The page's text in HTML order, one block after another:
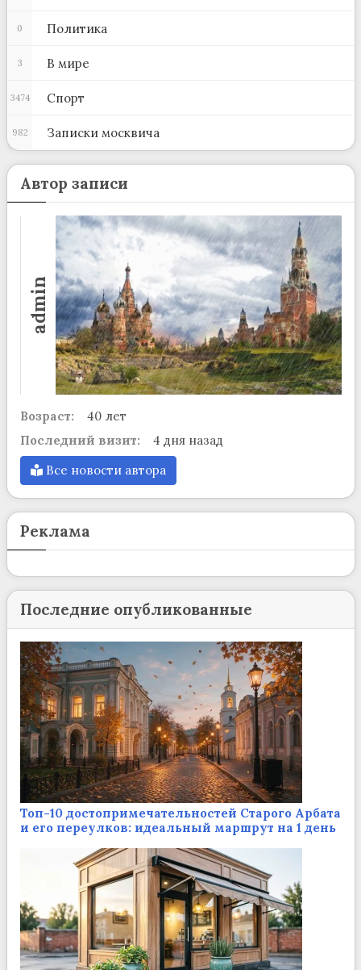
Политика
0
В мире
3
Спорт
3474
Записки москвича
982
Автор записи
admin
Возраст:
40 лет
Последний визит:
4 дня назад
Все новости автора
Реклама
Последние опубликованные
Топ-10 достопримечательностей Старого Арбата
и его переулков: идеальный маршрут на 1 день